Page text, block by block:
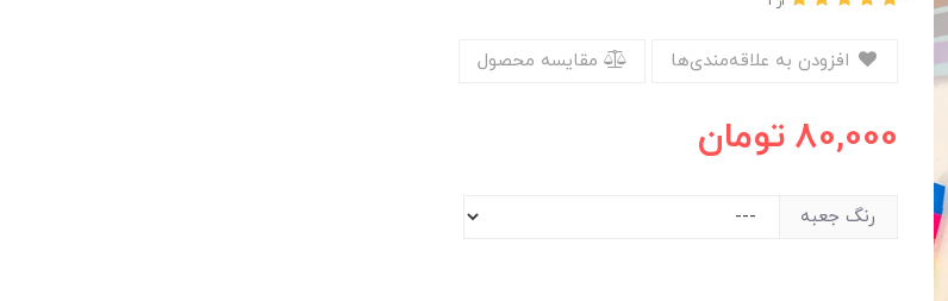
مقایسه محصول
80,000 تومان
رنگ جعبه